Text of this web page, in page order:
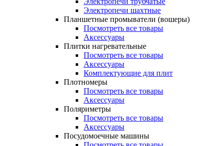
Электропечи шахтные
Планшетные промыватели (вошеры)
Посмотреть все товары
Аксессуары
Плитки нагревательные
Посмотреть все товары
Аксессуары
Комплектующие для плит
Плотномеры
Посмотреть все товары
Аксессуары
Поляриметры
Посмотреть все товары
Аксессуары
Посудомоечные машины